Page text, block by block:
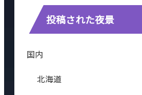
投稿された夜景
国内
北海道